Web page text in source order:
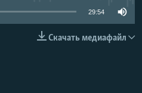
29:54
Скачать медиафайл